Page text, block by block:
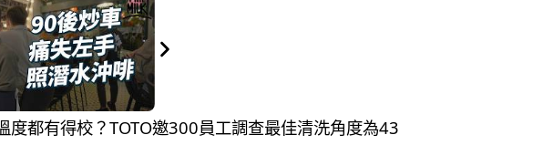
都有得校？TOTO邀300員工調查最佳清洗角度為43